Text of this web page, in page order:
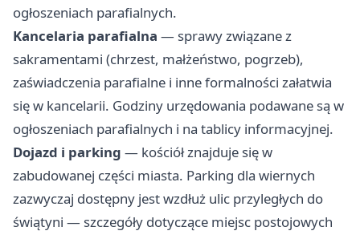
ogłoszeniach parafialnych.
Kancelaria parafialna — sprawy związane z
sakramentami (chrzest, małżeństwo, pogrzeb),
zaświadczenia parafialne i inne formalności załatwia
się w kancelarii. Godziny urzędowania podawane są w
ogłoszeniach parafialnych i na tablicy informacyjnej.
Dojazd i parking — kościół znajduje się w
zabudowanej części miasta. Parking dla wiernych
zazwyczaj dostępny jest wzdłuż ulic przyległych do
świątyni — szczegóły dotyczące miejsc postojowych